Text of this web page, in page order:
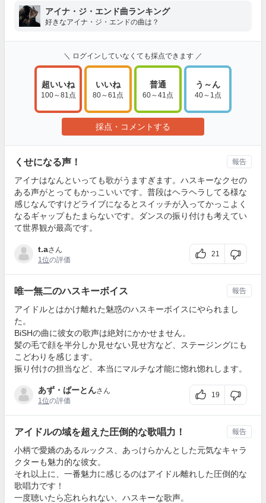
アイナ・ジ・エンド曲ランキング
好きなアイナ・ジ・エンドの曲は？
＼ ログインしていなくても採点できます ／
超いいね
100～81点
いいね
80～61点
普通
60～41点
う～ん
40～1点
採点・コメントする
くせになる声！
アイナはなんといっても歌がうますぎます。ハスキーなクセの
ある声がとってもかっこいいです。普段はヘラヘラしてる様な
感じなんですけどライブになるとスイッチが入ってかっこよく
なるギャップもたまらないです。ダンスの振り付けも考えてい
て世界観が最高です。
t.aさん
1位の評価
21
報告
唯一無二のハスキーボイス
アイドルとはかけ離れた魅惑のハスキーボイスにやられまし
た。
BiSHの曲に彼女の歌声は絶対にかかせません。
髪の毛で顔を半分しか見せない見せ方など、ステージングにも
こどわりを感じます。
振り付けの担当など、本当にマルチな才能に惚れ惚れします。
あず・ばーとんさん
1位の評価
19
報告
アイドルの域を超えた圧倒的な歌唱力！
小柄で愛嬌のあるルックス、あっけらかんとした元気なキャラ
クターも魅力的な彼女。
それ以上に、一番魅力に感じるのはアイドル離れした圧倒的な
歌唱力です！
一度聴いたら忘れられない、ハスキーな歌声。
報告